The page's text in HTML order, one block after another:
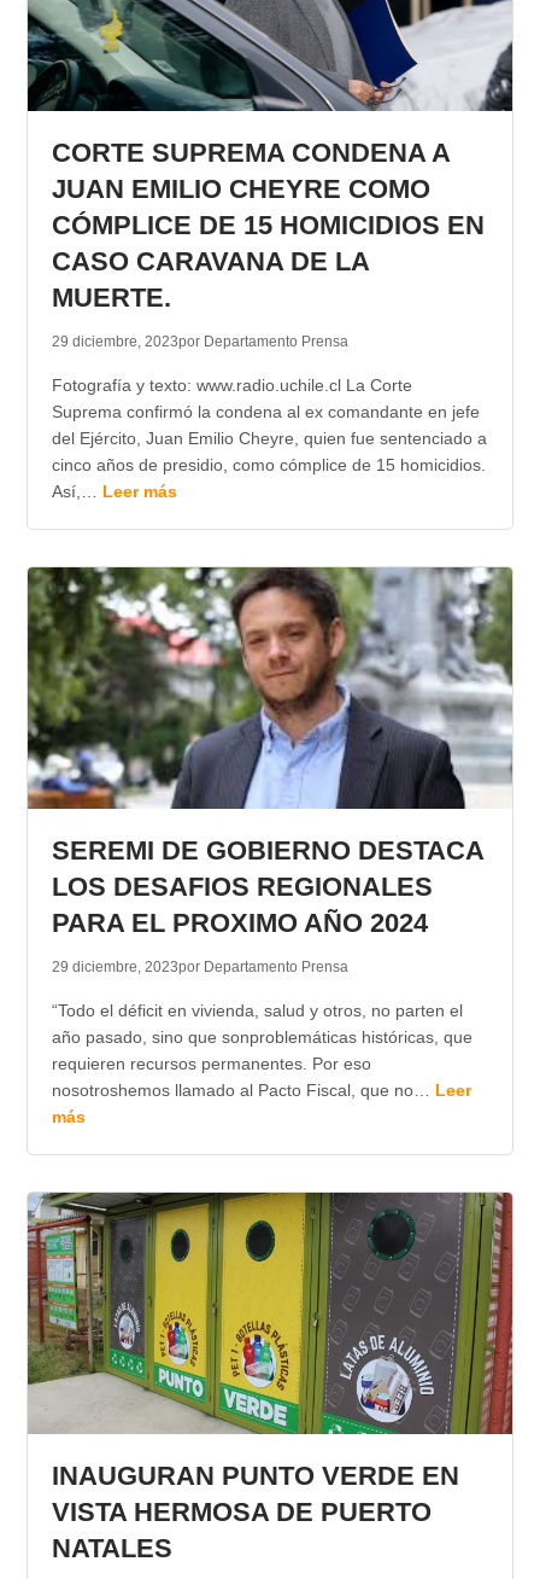
CORTE SUPREMA CONDENA A
JUAN EMILIO CHEYRE COMO
CÓMPLICE DE 15 HOMICIDIOS EN
CASO CARAVANA DE LA
MUERTE.
29 diciembre, 2023por Departamento Prensa
Fotografía y texto: www.radio.uchile.cl La Corte
Suprema confirmó la condena al ex comandante en jefe
del Ejército, Juan Emilio Cheyre, quien fue sentenciado a
cinco años de presidio, como cómplice de 15 homicidios.
Así,… Leer más
SEREMI DE GOBIERNO DESTACA
LOS DESAFIOS REGIONALES
PARA EL PROXIMO AÑO 2024
29 diciembre, 2023por Departamento Prensa
“Todo el déficit en vivienda, salud y otros, no parten el
año pasado, sino que sonproblemáticas históricas, que
requieren recursos permanentes. Por eso
nosotroshemos llamado al Pacto Fiscal, que no… Leer
más
INAUGURAN PUNTO VERDE EN
VISTA HERMOSA DE PUERTO
NATALES